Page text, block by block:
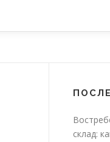
склад: